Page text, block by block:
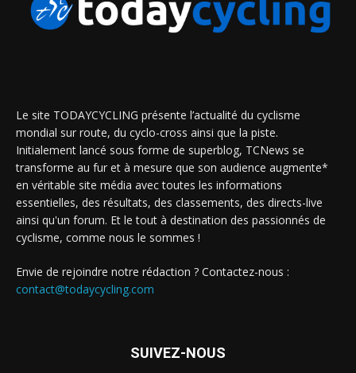
Le site TODAYCYCLING présente l’actualité du cyclisme
mondial sur route, du cyclo-cross ainsi que la piste.
Initialement lancé sous forme de superblog, TCNews se
transforme au fur et à mesure que son audience augmente*
en véritable site média avec toutes les informations
essentielles, des résultats, des classements, des directs-live
ainsi qu'un forum. Et le tout à destination des passionnés de
cyclisme, comme nous le sommes !
Envie de rejoindre notre rédaction ? Contactez-nous :
contact@todaycycling.com
SUIVEZ-NOUS